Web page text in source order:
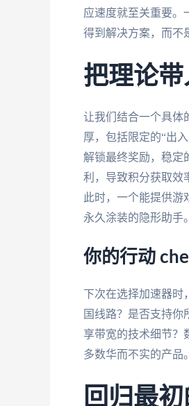
应速度就至关重要。
得到解决方案，而不
把理论
让我们结合一个具体
厚，包括限定的“出
解锁最终奖励，稳定
利，导致积分获取效
此时，一个能提供游
永久涂装的隐形助手。
你的行动
下次在选择加速器时
国线路？是否支持
享带宽的技术细节？
多数华而不实的产品。
回归最